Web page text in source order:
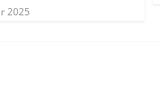
2025